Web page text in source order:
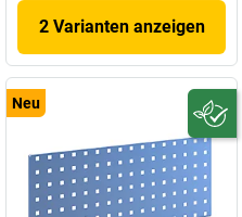
2 Varianten anzeigen
Neu